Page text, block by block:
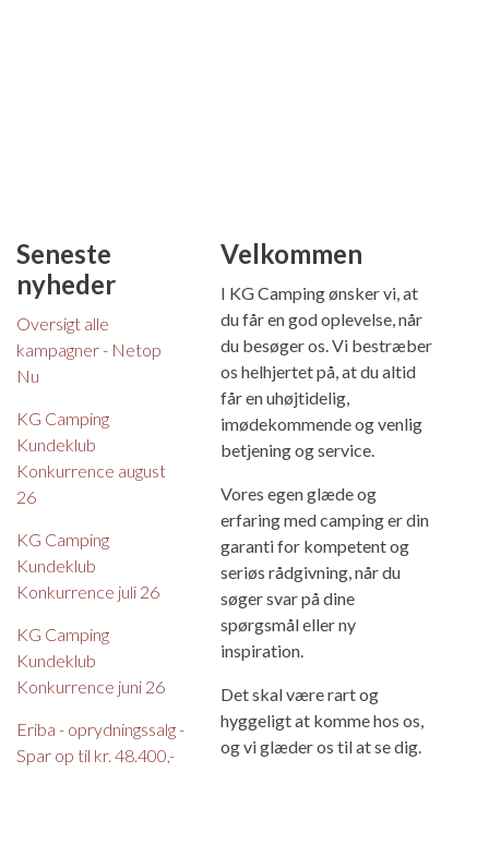
Seneste
nyheder
Oversigt alle
kampagner - Netop
Nu
KG Camping
Kundeklub
Konkurrence august
26
KG Camping
Kundeklub
Konkurrence juli 26
KG Camping
Kundeklub
Konkurrence juni 26
Eriba - oprydningssalg -
Spar op til kr. 48.400,-
Velkommen
I KG Camping ønsker vi, at
du får en god oplevelse, når
du besøger os. Vi bestræber
os helhjertet på, at du altid
får en uhøjtidelig,
imødekommende og venlig
betjening og service.
Vores egen glæde og
erfaring med camping er din
garanti for kompetent og
seriøs rådgivning, når du
søger svar på dine
spørgsmål eller ny
inspiration.
Det skal være rart og
hyggeligt at komme hos os,
og vi glæder os til at se dig.